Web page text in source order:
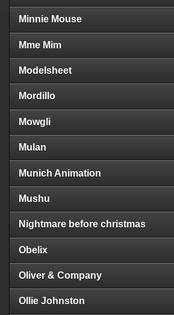
Minnie Mouse
Mme Mim
Modelsheet
Mordillo
Mowgli
Mulan
Munich Animation
Mushu
Nightmare before christmas
Obelix
Oliver & Company
Ollie Johnston